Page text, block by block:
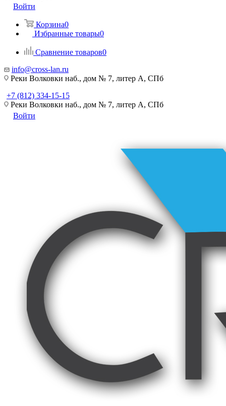
Войти
Корзина0
Избранные товары0
Сравнение товаров0
info@cross-lan.ru
Реки Волковки наб., дом № 7, литер А, СПб
+7 (812) 334-15-15
Реки Волковки наб., дом № 7, литер А, СПб
Войти